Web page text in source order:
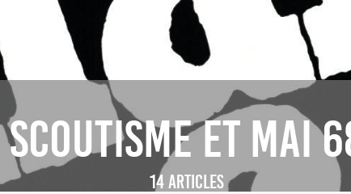
SCOUTISME ET MAI
14 ARTICLES